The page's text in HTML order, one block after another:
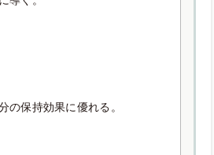
の保持効果に優れる。